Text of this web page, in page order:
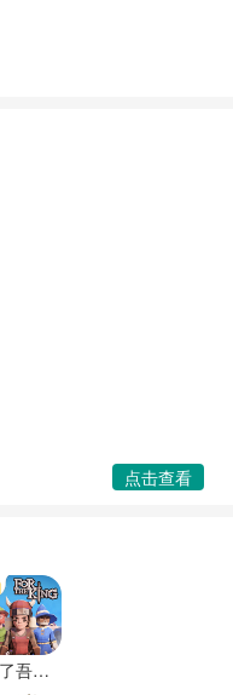
点击查看
为了吾王官方正版下载